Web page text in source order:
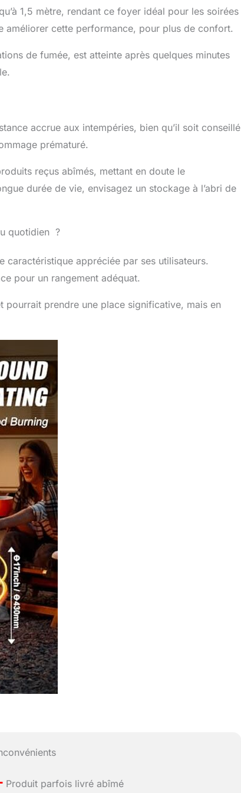
1,5 mètre, rendant ce foyer idéal pour les soirées
améliorer cette performance, pour plus de confort.
de fumée, est atteinte après quelques minutes
accrue aux intempéries, bien qu’il soit conseillé
prématuré.
reçus abîmés, mettant en doute le
durée de vie, envisagez un stockage à l’abri de
quotidien ?
caractéristique appréciée par ses utilisateurs.
pour un rangement adéquat.
pourrait prendre une place significative, mais en
Produit parfois livré abîmé